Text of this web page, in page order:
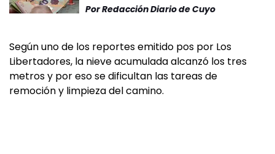
PorRedacción Diario de Cuyo
Según uno de los reportes emitido pos por Los
Libertadores, la nieve acumulada alcanzó los tres
metros y por eso se dificultan las tareas de
remoción y limpieza del camino.